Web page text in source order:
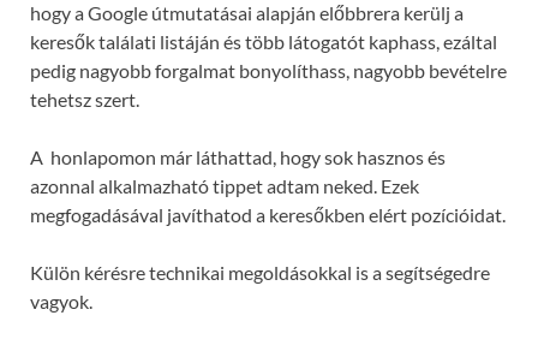
hogy a Google útmutatásai alapján előbbrera kerülj a
keresők találati listáján és több látogatót kaphass, ezáltal
pedig nagyobb forgalmat bonyolíthass, nagyobb bevételre
tehetsz szert.
A honlapomon már láthattad, hogy sok hasznos és
azonnal alkalmazható tippet adtam neked. Ezek
megfogadásával javíthatod a keresőkben elért pozícióidat.
Külön kérésre technikai megoldásokkal is a segítségedre
vagyok.